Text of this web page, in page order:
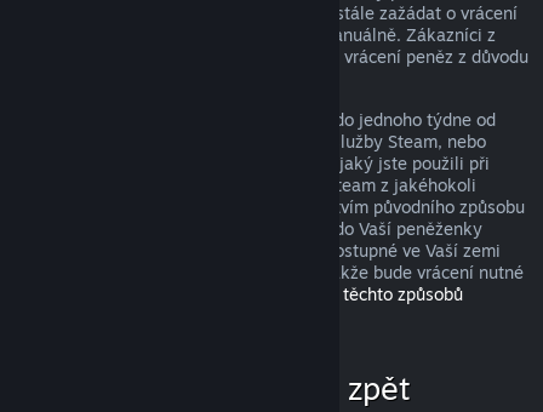
peněz, avšak i když je nesplníte, můžete stále zažádat o vrácení
peněz a my Vaši žádost zkontrolujeme manuálně. Zákazníci z
některých zemí mohou mít navíc práva na vrácení peněz z důvodu
Peníze Vám budou v plné výši navráceny do jednoho týdne od
schválení, a to buďto do Vaší peněženky služby Steam, nebo
prostřednictvím stejného způsobu platby, jaký jste použili při
nákupu produktu. Pokud nebude služba Steam z jakéhokoli
důvodu schopna vrátit peníze prostřednictvím původního způsobu
platby, budou peníze v plné výši vráceny do Vaší peněženky
služby Steam. (Některé způsoby platby dostupné ve Vaší zemi
totiž nemusí podporovat vracení peněz, takže bude vrácení nutné
Kompletní seznam těchto způsobů
Za co lze získat peníze zpět